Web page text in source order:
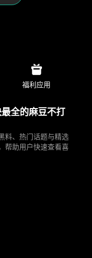
福利应用
全的麻豆不打
料、热门话题与精选
帮助用户快速查看喜